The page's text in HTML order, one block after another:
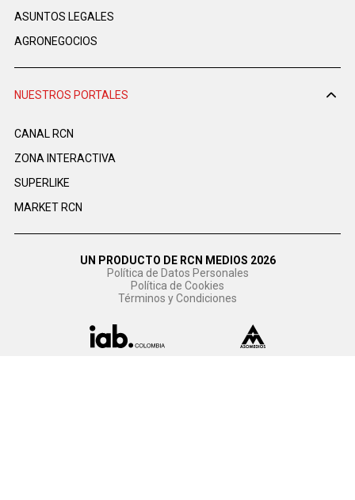
ASUNTOS LEGALES
AGRONEGOCIOS
NUESTROS PORTALES
CANAL RCN
ZONA INTERACTIVA
SUPERLIKE
MARKET RCN
UN PRODUCTO DE RCN MEDIOS 2026
Política de Datos Personales
Política de Cookies
Términos y Condiciones